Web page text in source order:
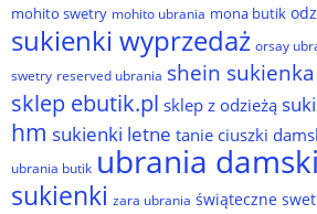
mohito swetry mohito ubrania mona butik
sukienki wyprzedaż orsay
swetry reserved ubrania shein sukienka
sklep ebutik.pl sklep z odzieżą
hm sukienki letne tanie ciuszki
ubrania butik ubrania
sukienki zara ubrania świąteczne